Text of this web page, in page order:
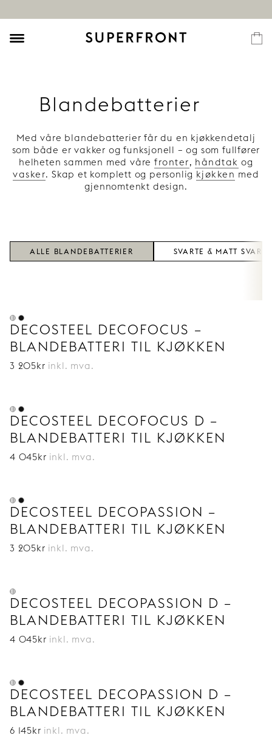
Blandebatterier
Med våre blandebatterier får du en kjøkkendetalj
som både er vakker og funksjonell – og som fullfører
helheten sammen med våre fronter, håndtak og
vasker. Skap et komplett og personlig kjøkken med
gjennomtenkt design.
Decosteel tilbyr stilrene modeller i rustfritt stål og
matt svart – perfekt for det skandinaviske kjøkkenet.
ALLE BLANDEBATTERIER SVARTE & MATT
DECOSTEEL DECOFOCUS –
BLANDEBATTERI TIL KJØKKEN
3 205kr inkl. mva.
DECOSTEEL DECOFOCUS D –
BLANDEBATTERI TIL KJØKKEN
4 045kr inkl. mva.
DECOSTEEL DECOPASSION –
BLANDEBATTERI TIL KJØKKEN
3 205kr inkl. mva.
DECOSTEEL DECOPASSION D –
BLANDEBATTERI TIL KJØKKEN
4 045kr inkl. mva.
DECOSTEEL DECOPASSION D –
BLANDEBATTERI TIL KJØKKEN
6 145kr inkl. mva.